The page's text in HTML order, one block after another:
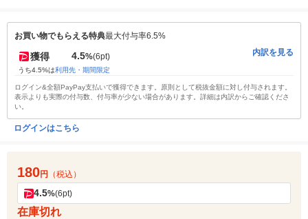
お買い物でもらえる特典最大付与率6.5%
獲得 4.5%(6pt)
うち4.5%は利用先・期間限定
内訳を見る
ログイン&全額PayPay支払いで獲得できます。原則として税抜金額に対し付与されます。
表示よりも実際の付与数、付与率が少ない場合があります。詳細は内訳からご確認くださ
い。
ログインはこちら
180円 （税込）
4.5%(6pt)
在庫切れ